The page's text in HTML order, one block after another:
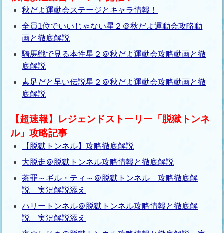
秋だよ運動会ステージとキャラ情報！
全員1位でいいじゃない星２＠秋だよ運動会攻略動
画と徹底解説
騎馬戦で見る本性星２＠秋だよ運動会攻略動画と徹
底解説
素足だと早い伝説星２＠秋だよ運動会攻略動画と徹
底解説
【超速報】レジェンドストーリー「脱獄トンネ
ル」攻略記事
【脱獄トンネル】攻略徹底解説
大脱走＠脱獄トンネル攻略情報と徹底解説
茶罪～ギル・ティ～＠脱獄トンネル 攻略徹底解
説 実況解説添え
ハリートンネル＠脱獄トンネル攻略情報と徹底解
説 実況解説添え